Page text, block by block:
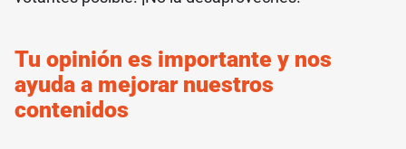
Tu opinión es importante y nos
ayuda a mejorar nuestros
contenidos